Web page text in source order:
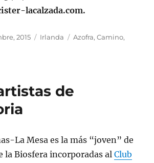
lacalzada.com.
2015 Categorías
Irlanda Etiquetas
Azofra,Camino,
de
La Mesa es la más “joven” de
la Biosfera incorporadas alClub